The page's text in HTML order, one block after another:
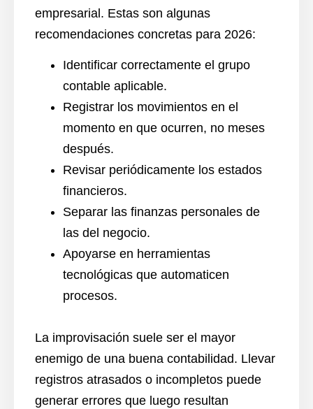
empresarial. Estas son algunas
recomendaciones concretas para 2026:
Identificar correctamente el grupo
contable aplicable.
Registrar los movimientos en el
momento en que ocurren, no meses
después.
Revisar periódicamente los estados
financieros.
Separar las finanzas personales de
las del negocio.
Apoyarse en herramientas
tecnológicas que automaticen
procesos.
La improvisación suele ser el mayor
enemigo de una buena contabilidad. Llevar
registros atrasados o incompletos puede
generar errores que luego resultan